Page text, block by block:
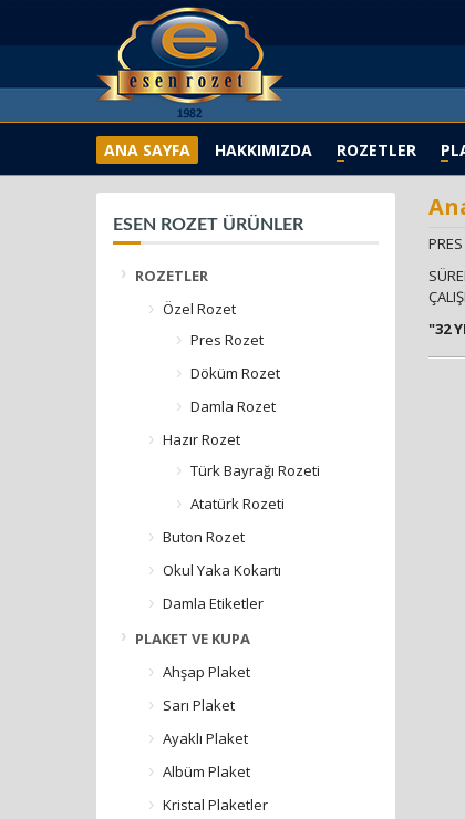
ANA SAYFA HAKKIMIZDA ROZETLER
"32
ESEN ROZET ÜRÜNLER
ROZETLER
Özel Rozet
Pres Rozet
Döküm Rozet
Damla Rozet
Hazır Rozet
Türk Bayrağı Rozeti
Atatürk Rozeti
Buton Rozet
Okul Yaka Kokartı
Damla Etiketler
PLAKET VE KUPA
Ahşap Plaket
Sarı Plaket
Ayaklı Plaket
Albüm Plaket
Kristal Plaketler